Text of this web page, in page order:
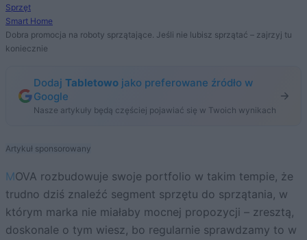
Sprzęt
Smart Home
Dobra promocja na roboty sprzątające. Jeśli nie lubisz sprzątać – zajrzyj tu
koniecznie
Dodaj Tabletowo jako preferowane źródło w
Google
Nasze artykuły będą częściej pojawiać się w Twoich wynikach
Artykuł sponsorowany
MOVA rozbudowuje swoje portfolio w takim tempie, że
trudno dziś znaleźć segment sprzętu do sprzątania, w
którym marka nie miałaby mocnej propozycji – zresztą,
doskonale o tym wiesz, bo regularnie sprawdzamy to w